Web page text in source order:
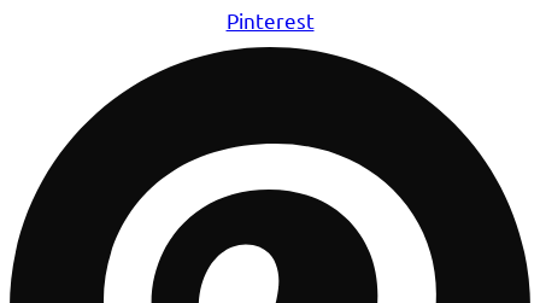
Pinterest